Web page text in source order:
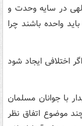
در سایه وحدت و
واحده باشند چرا
اختلافی ایجاد شود
با جوانان مسلمان
موضوع اتفاق نظر